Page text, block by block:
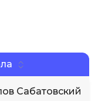
Сабатовский